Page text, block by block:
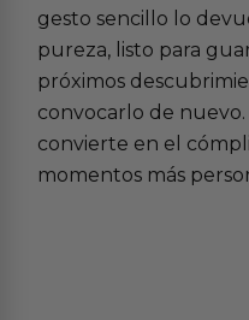
gesto sencillo lo
pureza, listo para
próximos
convocarlo de
convierte en el
momentos más